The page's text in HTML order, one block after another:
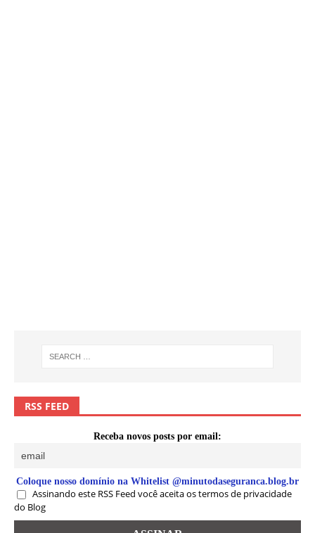
RSS FEED
Receba novos posts por email:
Coloque nosso domínio na Whitelist @minutodaseguranca.blog.br
Assinando este RSS Feed você aceita os termos de privacidade
do Blog